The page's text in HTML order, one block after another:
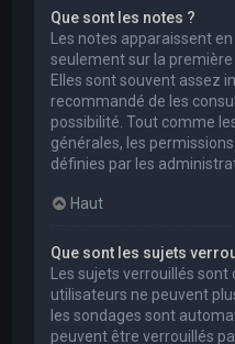
Que sont les notes ?
Les notes apparaissent
seulement sur la
Elles sont souvent assez
recommandé de les
possibilité. Tout comme
générales, les
définies par les
Haut
Que sont les sujets
Les sujets verrouillés
utilisateurs ne peuvent
les sondages sont
peuvent être verrouillés